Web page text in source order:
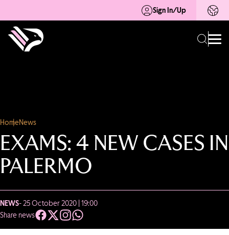
Sign In/Up
HomeNews
EXAMS: 4 NEW CASES IN
PALERMO
NEWS- 25 October 2020 | 19:00
Share news